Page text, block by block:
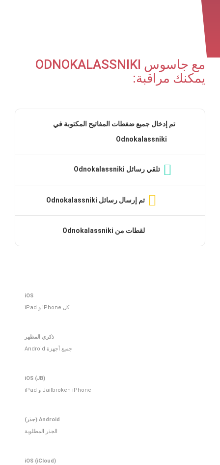
مع جاسوس ODNOKALASSNIKI
يمكنك مراقبة:
تم إدخال جميع ضغطات المفاتيح المكتوبة في
Odnokalassniki
تلقي رسائل Odnokalassniki
تم إرسال رسائل Odnokalassniki
لقطات من Odnokalassniki
iOS
كل iPhone و iPad
ذكري المظهر
جميع أجهزة Android
iOS (JB)
Jailbroken iPhone و iPad
Android (جذر)
الجذر المطلوبة
iOS (iCloud)